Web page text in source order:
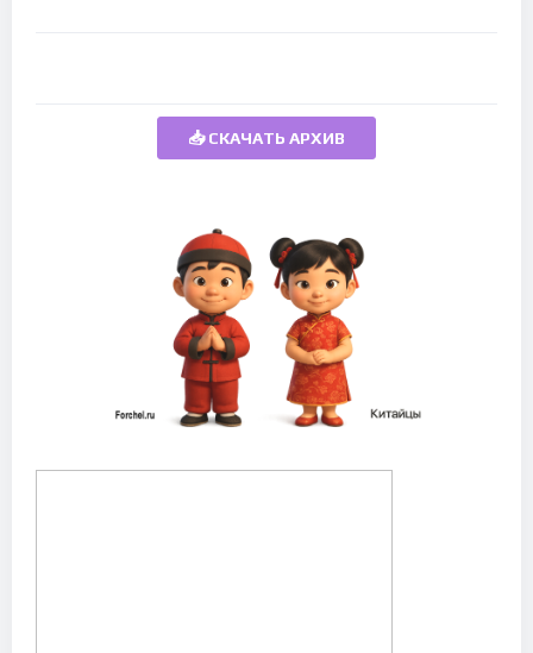
📥 СКАЧАТЬ АРХИВ